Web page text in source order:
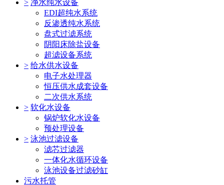
> 净水纯水设备
EDI超纯水系统
反渗透纯水系统
盘式过滤系统
阴阳床除盐设备
超滤设备系统
> 给水供水设备
电子水处理器
恒压供水成套设备
二次供水系统
> 软化水设备
锅炉软化水设备
预处理设备
> 泳池过滤设备
滤芯过滤器
一体化水循环设备
泳池设备过滤砂缸
污水托管